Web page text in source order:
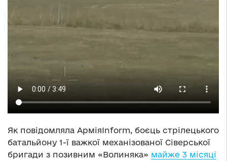
Як повідомляла АрміяInform, боєць стрілецького
батальйону 1-ї важкої механізованої Сіверської
бригади з позивним «Волиняка» майже 3 місяці